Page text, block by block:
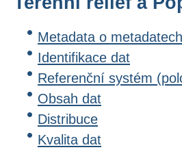
Metadata o metadatech
Identifikace dat
Referenční systém
Obsah dat
Distribuce
Kvalita dat